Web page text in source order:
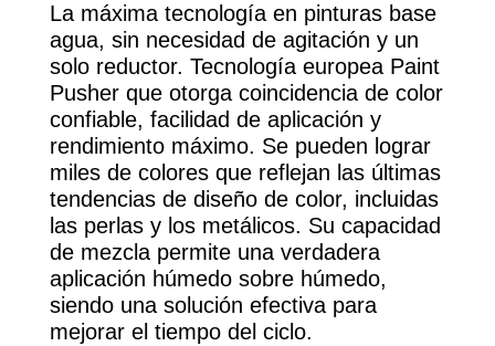
La máxima tecnología en pinturas base
agua, sin necesidad de agitación y un
solo reductor. Tecnología europea Paint
Pusher que otorga coincidencia de color
confiable, facilidad de aplicación y
rendimiento máximo. Se pueden lograr
miles de colores que reflejan las últimas
tendencias de diseño de color, incluidas
las perlas y los metálicos. Su capacidad
de mezcla permite una verdadera
aplicación húmedo sobre húmedo,
siendo una solución efectiva para
mejorar el tiempo del ciclo.